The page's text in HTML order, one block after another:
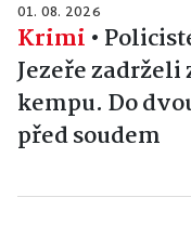
01. 08. 2026
Krimi •
Jezeře
kempu. Do
před soudem